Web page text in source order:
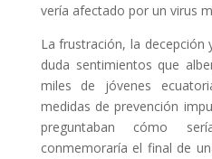
vería afectado por un virus
La frustración, la decepción
duda sentimientos que
miles de jóvenes
medidas de prevención
preguntaban cómo
conmemoraría el final de